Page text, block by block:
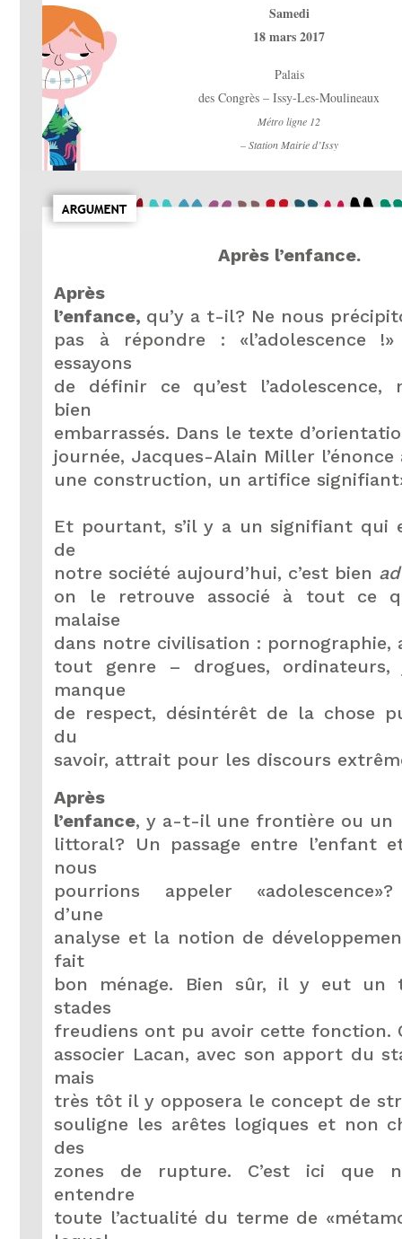
Samedi
18 mars 2017
Palais
des Congrès – Issy-Les-Moulineaux
Métro ligne 12
– Station Mairie d’Issy
Après l’enfance.
Après
l’enfance, qu’y a t-il? Ne nous
pas à répondre : «l’adolescence
essayons
de définir ce qu’est l’adolescence,
bien
embarrassés. Dans le texte
journée, Jacques-Alain Miller l’énonce
une construction, un artifice
Et pourtant, s’il y a un signifiant qui
de
notre société aujourd’hui, c’est bien
on le retrouve associé à tout ce
malaise
dans notre civilisation : pornographie,
tout genre – drogues,
manque
de respect, désintérêt de la chose
du
savoir, attrait pour les discours
Après
l’enfance, y a-t-il une frontière ou un
littoral? Un passage entre l’enfant
nous
pourrions appeler «adolescence»?
d’une
analyse et la notion de
fait
bon ménage. Bien sûr, il y eut un
stades
freudiens ont pu avoir cette fonction.
associer Lacan, avec son apport du
mais
très tôt il y opposera le concept de
souligne les arêtes logiques et non
des
zones de rupture. C’est ici que
entendre
toute l’actualité du terme de